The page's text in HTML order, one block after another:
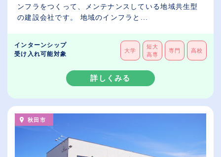
ンフラをつくって、メンテナンスしている地域共生型
の建設会社です。 地域のインフラと...
インターンシップ
受け入れ可能対象
大学
短大
高専
専門 高校
詳しくみる
秋田市